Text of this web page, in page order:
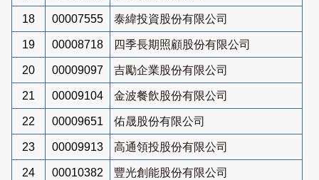
18 00007555 泰緯投資股份有限公司
19 00008718 四季長期照顧股份有限公司
20 00009097 吉勵企業股份有限公司
21 00009104 金波餐飲股份有限公司
22 00009651 佑晟股份有限公司
23 00009913 高通領投股份有限公司
24 00010382 豐光創能股份有限公司